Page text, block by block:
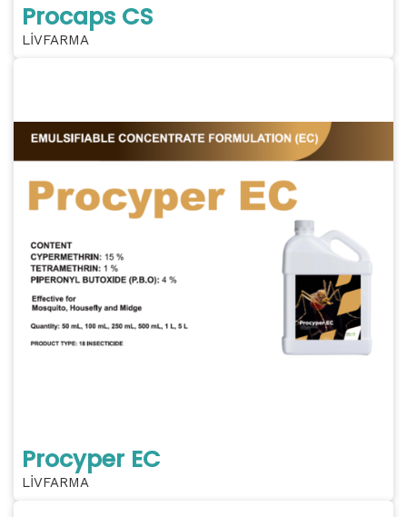
Procaps CS
LİVFARMA
Procyper EC
LİVFARMA